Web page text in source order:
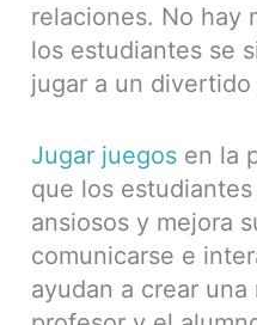
relaciones. No hay
los estudiantes se
jugar a un
Jugar juegos en la
que los
ansiosos y mejora
comunicarse e
ayudan a crear